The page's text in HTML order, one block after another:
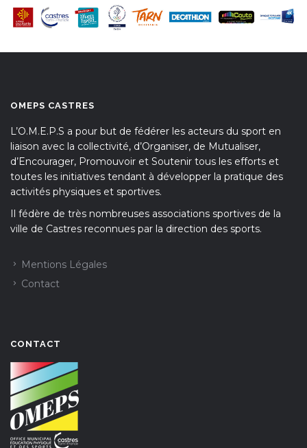
OMEPS CASTRES
L’O.M.E.P.S a pour but de fédérer les acteurs du sport en
liaison avec la collectivité, d’Organiser, de Mutualiser,
d’Encourager, Promouvoir et Soutenir tous les efforts et
toutes les initiatives tendant à développer la pratique des
activités physiques et sportives.
Il fédère de très nombreuses associations sportives de la
ville de Castres reconnues par la direction des sports.
Mentions Légales
Contact
CONTACT